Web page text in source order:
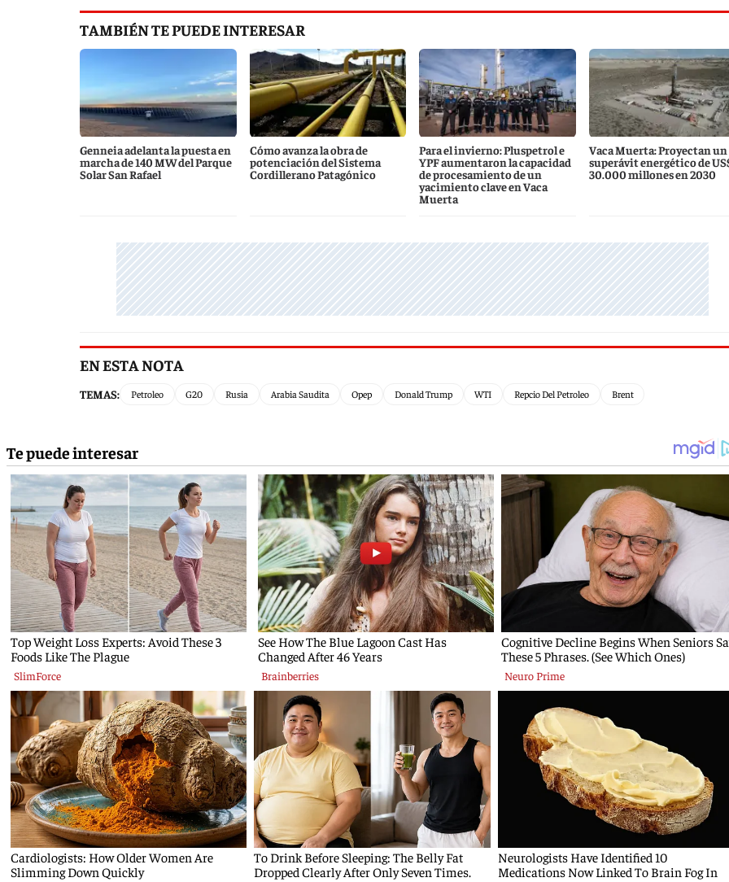
TAMBIÉN TE PUEDE INTERESAR
Genneia adelanta la puesta en
marcha de 140 MW del Parque
Solar San Rafael
Cómo avanza la obra de
potenciación del Sistema
Cordillerano Patagónico
Para el invierno: Pluspetrol e
YPF aumentaron la capacidad
de procesamiento de un
yacimiento clave en Vaca
Muerta
Vaca Muerta: Proyectan un
superávit energético de
30.000 millones en 2030
EN ESTA NOTA
TEMAS: Petroleo G20 Rusia Arabia Saudita Opep Donald Trump WTI Repcio Del Petroleo Brent